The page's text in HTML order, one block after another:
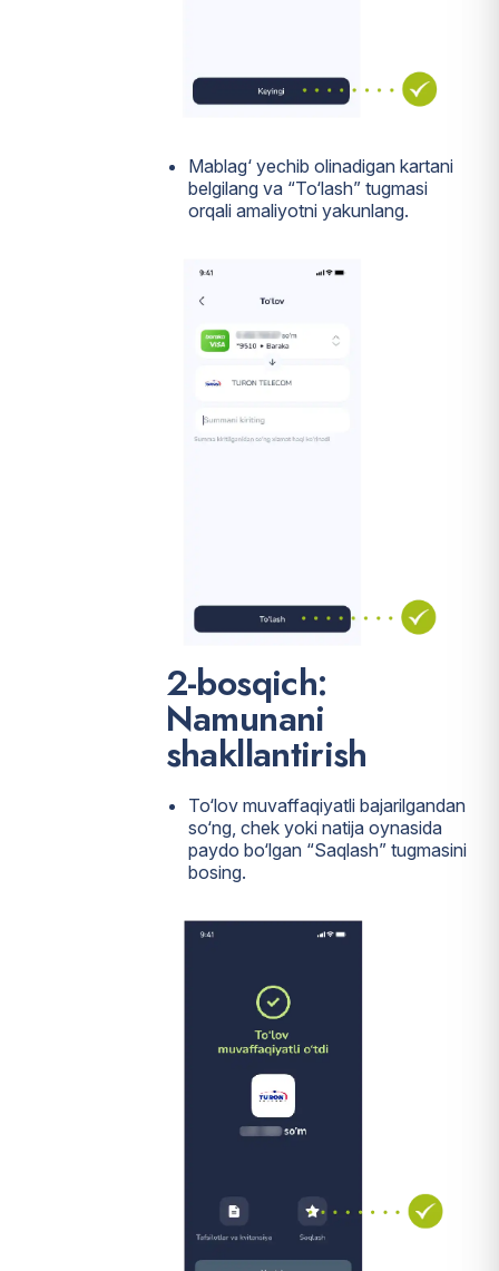
Mablag‘ yechib olinadigan kartani
belgilang va “To‘lash” tugmasi
orqali amaliyotni yakunlang.
2-bosqich:
Namunani
shakllantirish
To‘lov muvaffaqiyatli bajarilgandan
so‘ng, chek yoki natija oynasida
paydo bo‘lgan “Saqlash” tugmasini
bosing.